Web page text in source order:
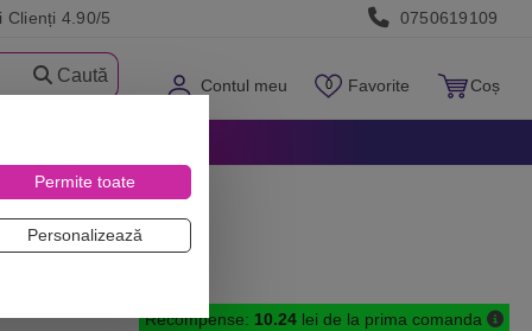
Clienți 4.90/5 0750619109
Contul meu Favorite Coș
Caută
Recompense: 10.24 lei de la prima comanda
Permite toate
Personalizează